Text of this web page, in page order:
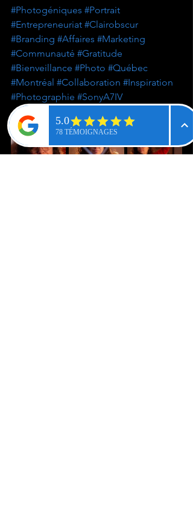
#Photogéniques #Portrait
#Entrepreneuriat #Clairobscur
#Branding #Affaires #Marketing
#Communauté #Gratitude
#Bienveillance #Photo #Québec
#Montréal #Collaboration #Inspiration
#Photographie #SonyA7IV